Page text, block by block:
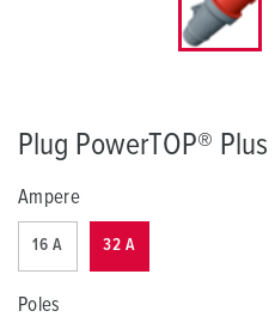
Plug PowerTOP®
Ampere
16 A 32 A
Poles